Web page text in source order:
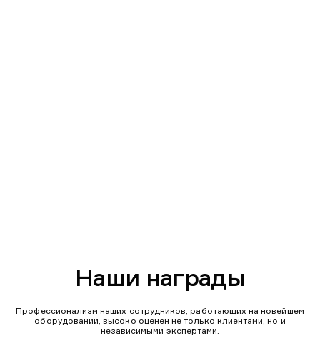
Наши награды
Профессионализм наших сотрудников, работающих на новейшем
оборудовании, высоко оценен не только клиентами, но и
независимыми экспертами.